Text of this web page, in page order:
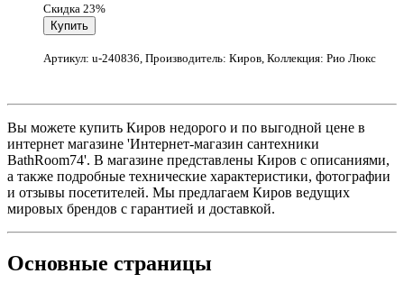
Скидка 23%
Артикул: u-240836, Производитель: Киров, Коллекция: Рио Люкс
Вы можете купить Киров недорого и по выгодной цене в
интернет магазине 'Интернет-магазин сантехники
BathRoom74'. В магазине представлены Киров с описаниями,
а также подробные технические характеристики, фотографии
и отзывы посетителей. Мы предлагаем Киров ведущих
мировых брендов с гарантией и доставкой.
Основные страницы